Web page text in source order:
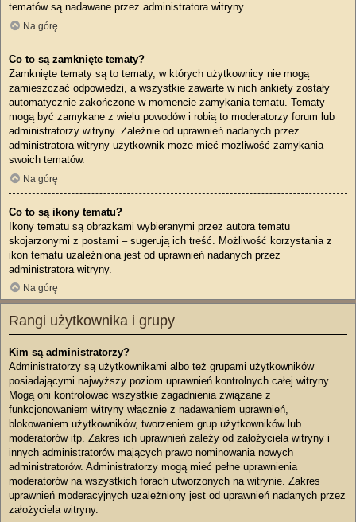
tematów są nadawane przez administratora witryny.
Na górę
Co to są zamknięte tematy?
Zamknięte tematy są to tematy, w których użytkownicy nie mogą
zamieszczać odpowiedzi, a wszystkie zawarte w nich ankiety zostały
automatycznie zakończone w momencie zamykania tematu. Tematy
mogą być zamykane z wielu powodów i robią to moderatorzy forum lub
administratorzy witryny. Zależnie od uprawnień nadanych przez
administratora witryny użytkownik może mieć możliwość zamykania
swoich tematów.
Na górę
Co to są ikony tematu?
Ikony tematu są obrazkami wybieranymi przez autora tematu
skojarzonymi z postami – sugerują ich treść. Możliwość korzystania z
ikon tematu uzależniona jest od uprawnień nadanych przez
administratora witryny.
Na górę
Rangi użytkownika i grupy
Kim są administratorzy?
Administratorzy są użytkownikami albo też grupami użytkowników
posiadającymi najwyższy poziom uprawnień kontrolnych całej witryny.
Mogą oni kontrolować wszystkie zagadnienia związane z
funkcjonowaniem witryny włącznie z nadawaniem uprawnień,
blokowaniem użytkowników, tworzeniem grup użytkowników lub
moderatorów itp. Zakres ich uprawnień zależy od założyciela witryny i
innych administratorów mających prawo nominowania nowych
administratorów. Administratorzy mogą mieć pełne uprawnienia
moderatorów na wszystkich forach utworzonych na witrynie. Zakres
uprawnień moderacyjnych uzależniony jest od uprawnień nadanych przez
założyciela witryny.